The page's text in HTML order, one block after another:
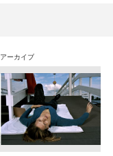
アーカイブ